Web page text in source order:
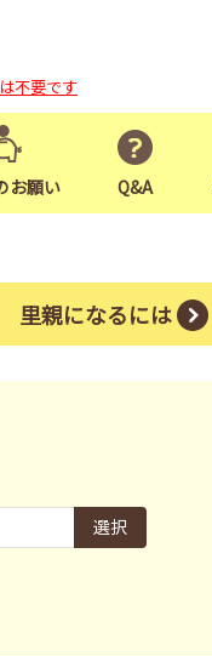
不要です
お願い Q&A
里親になるには
選択